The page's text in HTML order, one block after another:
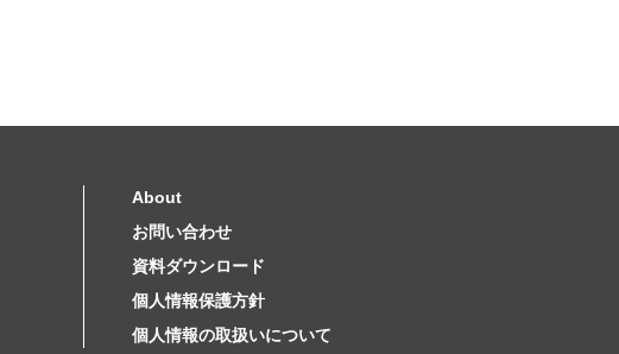
About
お問い合わせ
資料ダウンロード
個人情報保護方針
個人情報の取扱いについて